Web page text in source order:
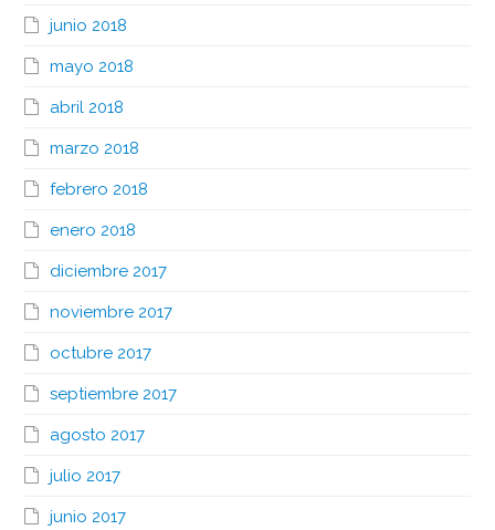
junio 2018
mayo 2018
abril 2018
marzo 2018
febrero 2018
enero 2018
diciembre 2017
noviembre 2017
octubre 2017
septiembre 2017
agosto 2017
julio 2017
junio 2017